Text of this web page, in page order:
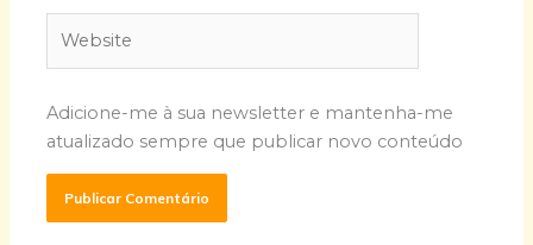
Adicione-me à sua newsletter e mantenha-me
atualizado sempre que publicar novo conteúdo